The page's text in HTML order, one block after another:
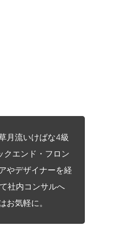
月流いけばな4級
クエンド・フロン
やデザイナーを経
社内コンサルへ
お気軽に。